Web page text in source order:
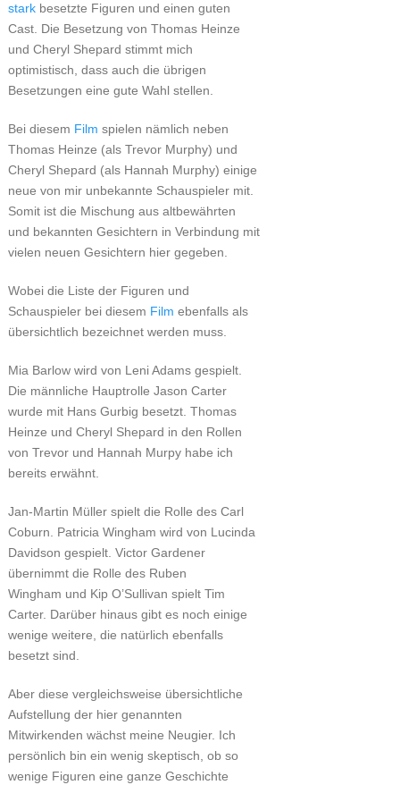
starkbesetzte Figuren und einen guten
Cast. Die Besetzung von Thomas Heinze
und Cheryl Shepard stimmt mich
optimistisch, dass auch die übrigen
Besetzungen eine gute Wahl stellen.
Bei diesem Film spielen nämlich neben
Thomas Heinze (als Trevor Murphy) und
Cheryl Shepard (als Hannah Murphy) einige
neue von mir unbekannte Schauspieler mit.
Somit ist die Mischung aus altbewährten
und bekannten Gesichtern in Verbindung mit
vielen neuen Gesichtern hier gegeben.
Wobei die Liste der Figuren und
Schauspieler bei diesem Film ebenfalls als
übersichtlich bezeichnet werden muss.
Mia Barlow wird von Leni Adams gespielt.
Die männliche Hauptrolle Jason Carter
wurde mit Hans Gurbig besetzt. Thomas
Heinze und Cheryl Shepard in den Rollen
von Trevor und Hannah Murpy habe ich
bereits erwähnt.
Jan-Martin Müller spielt die Rolle des Carl
Coburn. Patricia Wingham wird von Lucinda
Davidson gespielt. Victor Gardener
übernimmt die Rolle des Ruben
Wingham und Kip O’Sullivan spielt Tim
Carter. Darüber hinaus gibt es noch einige
wenige weitere, die natürlich ebenfalls
besetzt sind.
Aber diese vergleichsweise übersichtliche
Aufstellung der hier genannten
Mitwirkenden wächst meine Neugier. Ich
persönlich bin ein wenig skeptisch, ob so
wenige Figuren eine ganze Geschichte